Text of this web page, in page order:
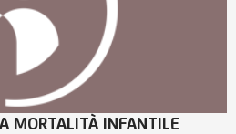
e garantire cure urgenti ai
a chi ha perso tutto. Ogni
Dona ora.
MORTALITÀ INFANTILE